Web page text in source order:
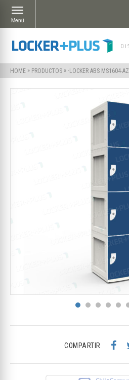
HOME » PRODUCTOS » ·LOCKER ABS MS1604-AZ
COMPARTIR
Menú